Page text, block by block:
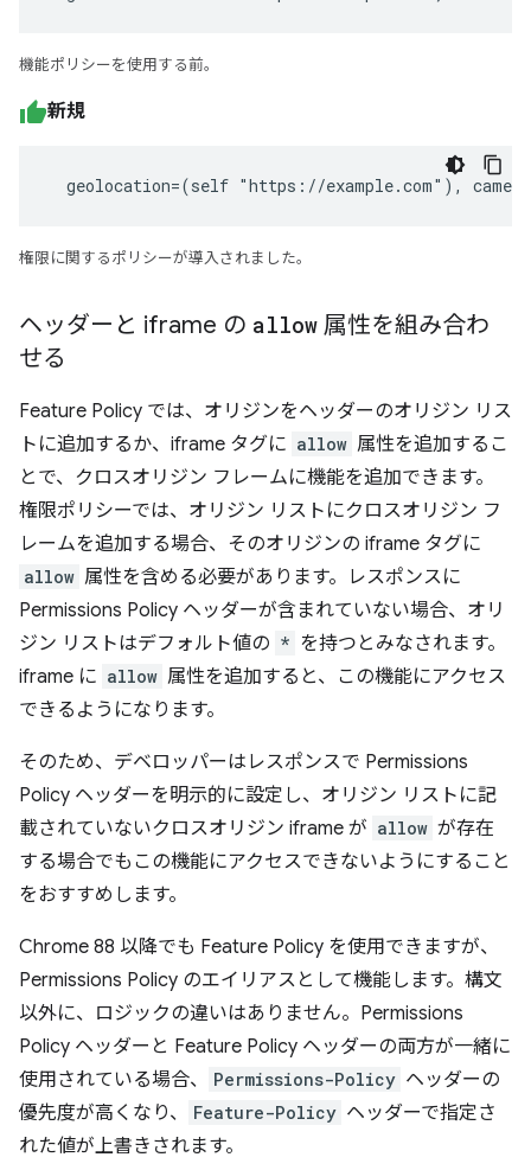
機能ポリシーを使用する前。
新規
geolocation=(self "https://example.com"),
権限に関するポリシーが導入されました。
ヘッダーと iframe の allow 属性を組み合わ
せる
Feature Policy では、オリジンをヘッダーのオリジン リス
トに追加するか、iframe タグに allow 属性を追加するこ
とで、クロスオリジン フレームに機能を追加できます。
権限ポリシーでは、オリジン リストにクロスオリジン フ
レームを追加する場合、そのオリジンの iframe タグに
allow 属性を含める必要があります。レスポンスに
Permissions Policy ヘッダーが含まれていない場合、オリ
ジン リストはデフォルト値の * を持つとみなされます。
iframe に allow 属性を追加すると、この機能にアクセス
できるようになります。
そのため、デベロッパーはレスポンスで Permissions
Policy ヘッダーを明示的に設定し、オリジン リストに記
載されていないクロスオリジン iframe が allow が存在
する場合でもこの機能にアクセスできないようにすること
をおすすめします。
Chrome 88 以降でも Feature Policy を使用できますが、
Permissions Policy のエイリアスとして機能します。構文
以外に、ロジックの違いはありません。Permissions
Policy ヘッダーと Feature Policy ヘッダーの両方が一緒に
使用されている場合、
Permissions-Policy ヘッダーの
優先度が高くなり、
Feature-Policy ヘッダーで指定さ
れた値が上書きされます。